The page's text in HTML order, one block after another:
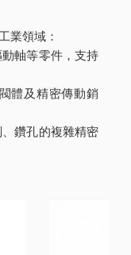
業領域：
軸等零件，支持
體及精密傳動銷
鑽孔的複雜精密